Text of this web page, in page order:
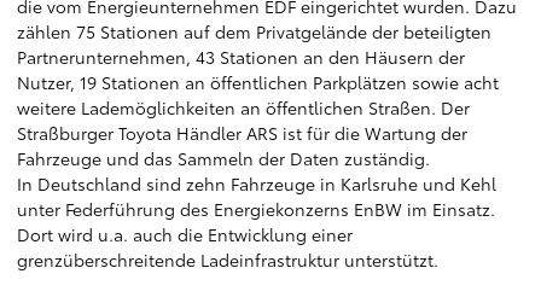
die vom Energieunternehmen EDF eingerichtet wurden. Dazu
zählen 75 Stationen auf dem Privatgelände der beteiligten
Partnerunternehmen, 43 Stationen an den Häusern der
Nutzer, 19 Stationen an öffentlichen Parkplätzen sowie acht
weitere Lademöglichkeiten an öffentlichen Straßen. Der
Straßburger Toyota Händler ARS ist für die Wartung der
Fahrzeuge und das Sammeln der Daten zuständig.
In Deutschland sind zehn Fahrzeuge in Karlsruhe und Kehl
unter Federführung des Energiekonzerns EnBW im Einsatz.
Dort wird u.a. auch die Entwicklung einer
grenzüberschreitende Ladeinfrastruktur unterstützt.